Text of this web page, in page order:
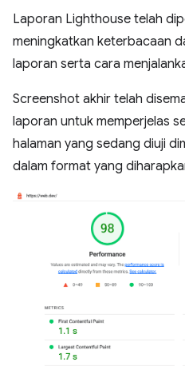
Laporan Lighthouse telah
meningkatkan keterbacaan
laporan serta cara
Screenshot akhir telah
laporan untuk memperjelas
halaman yang sedang diuji
dalam format yang